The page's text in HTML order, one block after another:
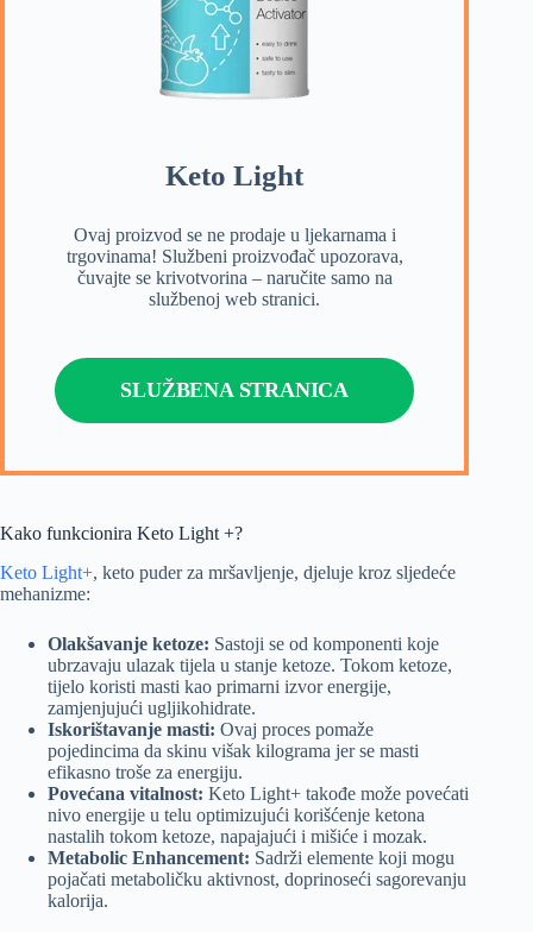
Keto Light
Ovaj proizvod se ne prodaje u ljekarnama i
trgovinama! Službeni proizvođač upozorava,
čuvajte se krivotvorina – naručite samo na
službenoj web stranici.
SLUŽBENA STRANICA
Kako funkcionira Keto Light +?
Keto Light+, keto puder za mršavljenje, djeluje kroz sljedeće
mehanizme:
Olakšavanje ketoze: Sastoji se od komponenti koje
ubrzavaju ulazak tijela u stanje ketoze. Tokom ketoze,
tijelo koristi masti kao primarni izvor energije,
zamjenjujući ugljikohidrate.
Iskorištavanje masti: Ovaj proces pomaže
pojedincima da skinu višak kilograma jer se masti
efikasno troše za energiju.
Povećana vitalnost: Keto Light+ takođe može povećati
nivo energije u telu optimizujući korišćenje ketona
nastalih tokom ketoze, napajajući i mišiće i mozak.
Metabolic Enhancement: Sadrži elemente koji mogu
pojačati metaboličku aktivnost, doprinoseći sagorevanju
kalorija.